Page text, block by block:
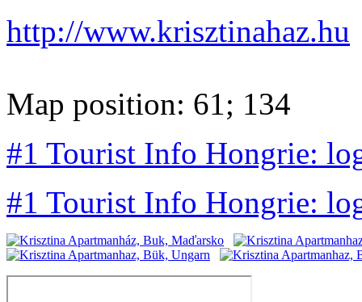
http://www.krisztinahaz.hu
Map position: 61; 134
#1 Tourist Info Hongrie:
#1 Tourist Info Hongrie: